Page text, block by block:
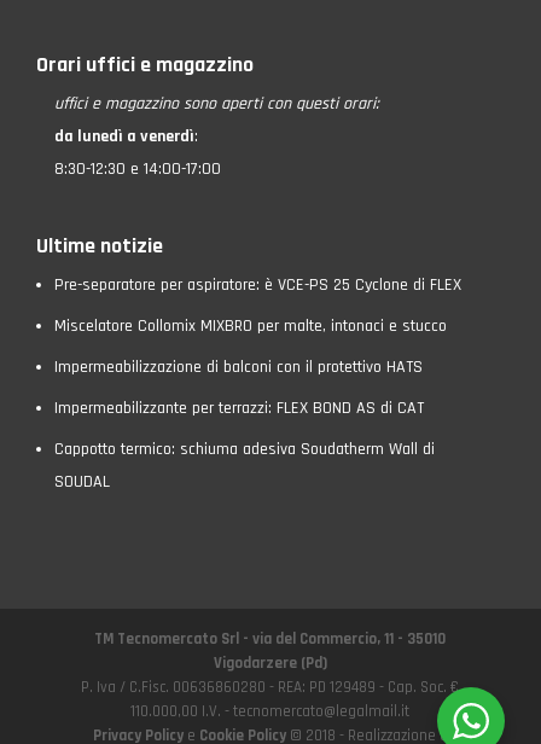
Orari uffici e magazzino
uffici e magazzino sono aperti con questi orari:
da lunedì a venerdì:
8:30-12:30 e 14:00-17:00
Ultime notizie
Pre-separatore per aspiratore: è VCE-PS 25 Cyclone di FLEX
Miscelatore Collomix MIXBRO per malte, intonaci e stucco
Impermeabilizzazione di balconi con il protettivo HATS
Impermeabilizzante per terrazzi: FLEX BOND AS di CAT
Cappotto termico: schiuma adesiva Soudatherm Wall di
SOUDAL
TM Tecnomercato Srl - via del Commercio, 11 - 35010
Vigodarzere (Pd)
P. Iva / C.Fisc. 00636860280 - REA: PD 129489 - Cap. Soc. €
110.000,00 I.V. - tecnomercato@legalmail.it
Privacy Policy e Cookie Policy© 2018 - Realizzazione e